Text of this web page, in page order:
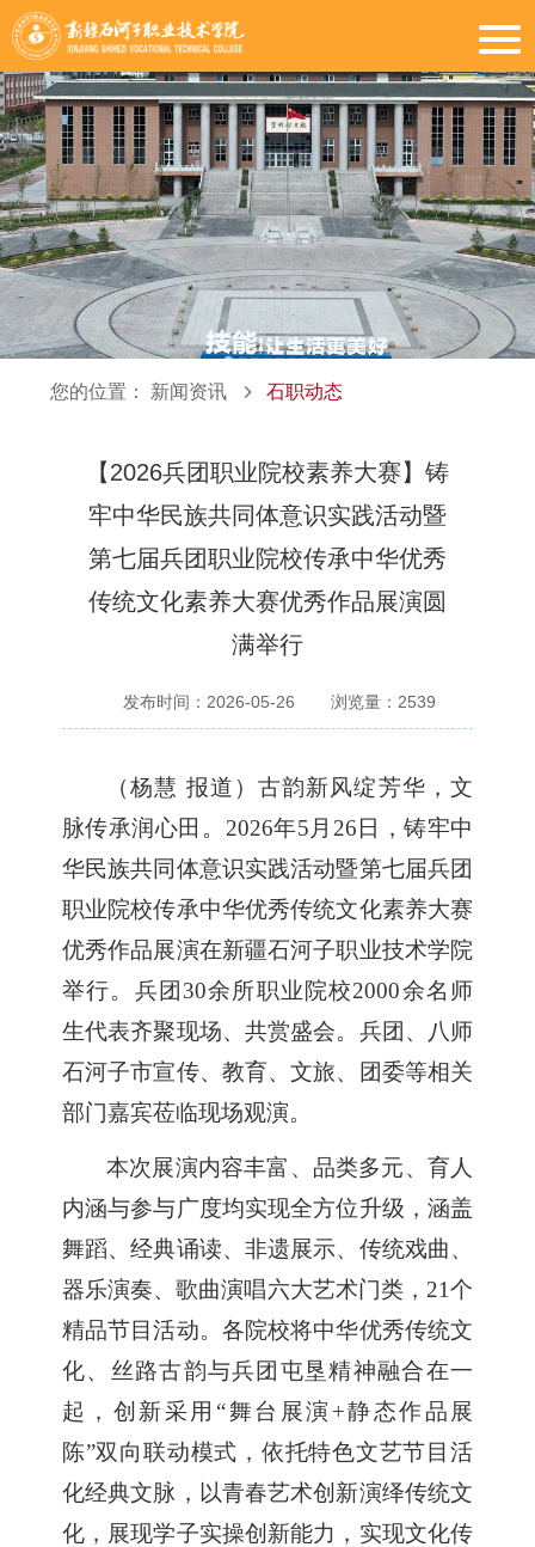
您的位置： 新闻资讯 石职动态
【2026兵团职业院校素养大赛】铸
牢中华民族共同体意识实践活动暨
第七届兵团职业院校传承中华优秀
传统文化素养大赛优秀作品展演圆
满举行
发布时间：2026-05-26 浏览量： 2539
（杨慧 报道 ） 古韵新风绽芳华，文
脉传承润心田。 2026年5月26 日，铸牢中
华民族共同体意识实践活动暨第七届兵团
职业院校传承中华优秀传统文化素养大赛
优秀作品展演在新疆石河子职业技术学院
举行。兵团 30余所职业院校2000余名师
生代表齐聚现场、共赏盛会。 兵团、八师
石河子市宣传、教育、文旅、团委等相关
部门嘉宾莅临现场观演。
本次展演内容丰富、品类多元、育人
内涵与参与广度均实现全方位升级 ， 涵盖
舞蹈、经典诵读、非遗展示、传统戏曲、
器乐演奏、歌曲演唱六大艺术门类， 21个
精品节目活动。各院校将中华优秀传统文
化、丝路古韵与兵团屯垦精神融合在一
起 ，创新采用 “舞台展演+静态作品展
陈”双向联动模式，依托特色文艺节目活
化经典文脉，以青春艺术创新演绎传统文
化 ， 展现学子实操创新能力，实现文化传